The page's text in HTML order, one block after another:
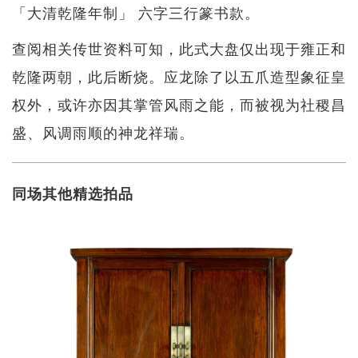
「大清乾隆年制」 六字三行篆书款。
查阅相关传世资料可知，此式大盘仅出现于雍正和
乾隆两朝，此后断烧。应龙除了以五爪造型象征皇
权外，或许亦因其掌管风雨之能，而被视为社稷昌
盛、风调雨顺的神龙祥瑞。
同场其他精选拍品